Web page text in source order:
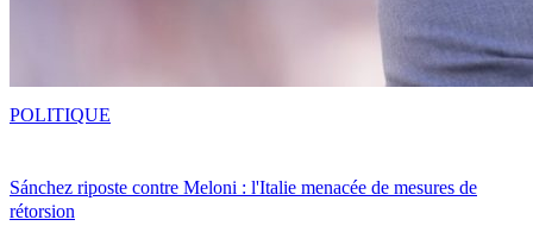
Sánchez riposte contre Meloni : l'Italie menacée de mesures de
rétorsion
POLITIQUE